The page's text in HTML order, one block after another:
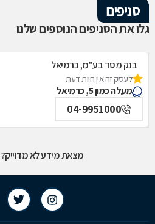
סניפים
גלו את הסניפים הנוספים שלנו
בנק מסד בע"מ, כרמיאל
לעסק זה אין חוות דעת
מעלה כמון 5, כרמיאל
04-9951000
מצאת מידע לא מדוייק?